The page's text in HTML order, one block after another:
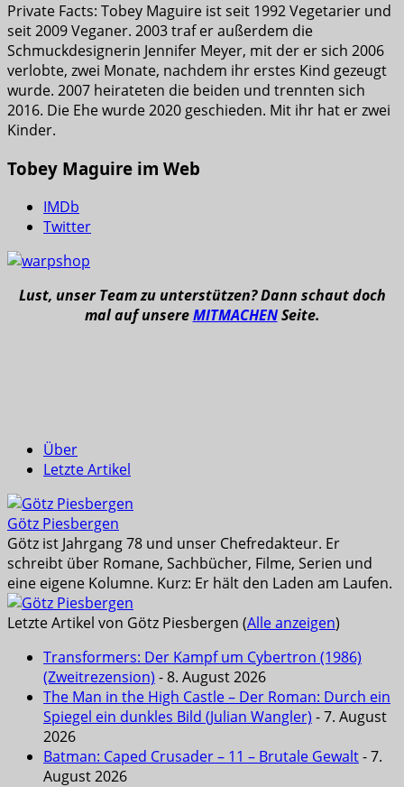
Private Facts: Tobey Maguire ist seit 1992 Vegetarier und
seit 2009 Veganer. 2003 traf er außerdem die
Schmuckdesignerin Jennifer Meyer, mit der er sich 2006
verlobte, zwei Monate, nachdem ihr erstes Kind gezeugt
wurde. 2007 heirateten die beiden und trennten sich
2016. Die Ehe wurde 2020 geschieden. Mit ihr hat er zwei
Kinder.
Tobey Maguire im Web
IMDb
Twitter
Lust, unser Team zu unterstützen? Dann schaut doch
mal auf unsereMITMACHENSeite.
Über
Letzte Artikel
Götz Piesbergen
Götz ist Jahrgang 78 und unser Chefredakteur. Er
schreibt über Romane, Sachbücher, Filme, Serien und
eine eigene Kolumne. Kurz: Er hält den Laden am Laufen.
Letzte Artikel von Götz Piesbergen (Alle anzeigen)
Transformers: Der Kampf um Cybertron (1986)
(Zweitrezension) - 8. August 2026
The Man in the High Castle – Der Roman: Durch ein
Spiegel ein dunkles Bild (Julian Wangler) - 7. August
2026
Batman: Caped Crusader – 11 – Brutale Gewalt- 7.
August 2026